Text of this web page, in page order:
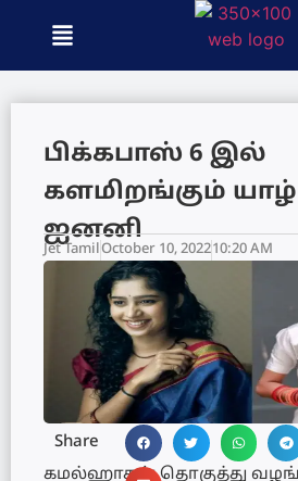
பிக்கபாஸ் 6 இல்
களமிறங்கும் யாழ்
ஐனனி
Jet TamilOctober 10, 202210:20 AM
Share
கமல்ஹாசன் தொகுத்து